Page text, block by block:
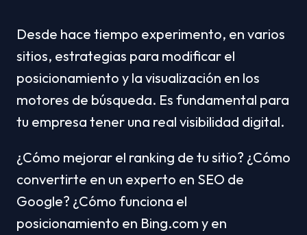
Desde hace tiempo experimento, en varios
sitios, estrategias para modificar el
posicionamiento y la visualización en los
motores de búsqueda. Es fundamental para
tu empresa tener una real visibilidad digital.
¿Cómo mejorar el ranking de tu sitio? ¿Cómo
convertirte en un experto en SEO de
Google? ¿Cómo funciona el
posicionamiento en Bing.com y en